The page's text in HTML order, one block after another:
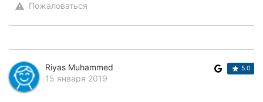
warning Пожаловаться
Riyas Muhammed
15 января 2019
5.0